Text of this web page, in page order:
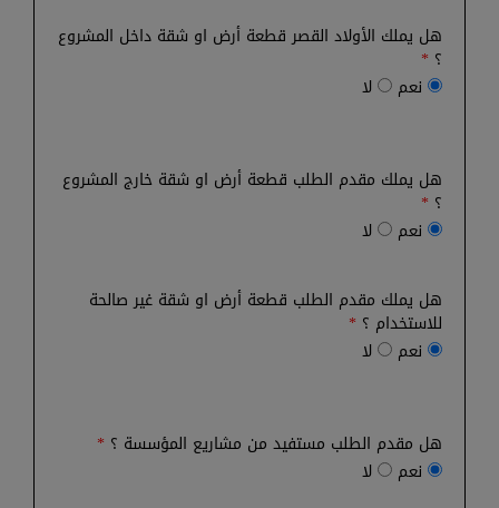
هل يملك الأولاد القصر قطعة أرض او شقة داخل المشروع
؟ *
نعم
لا
هل يملك مقدم الطلب قطعة أرض او شقة خارج المشروع
؟ *
نعم
لا
هل يملك مقدم الطلب قطعة أرض او شقة غير صالحة
للاستخدام ؟ *
نعم
لا
هل مقدم الطلب مستفيد من مشاريع المؤسسة ؟ *
نعم
لا